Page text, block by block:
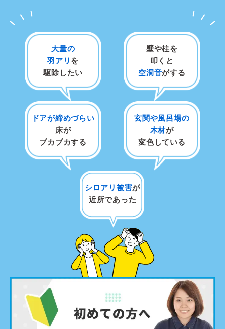
大量の
羽アリ を
駆除したい
壁や柱を
叩くと
空洞音がする
ドアが締めづらい
床が
ブカブカする
玄関や風呂場の
木材が
変色している
シロアリ被害が
近所であった